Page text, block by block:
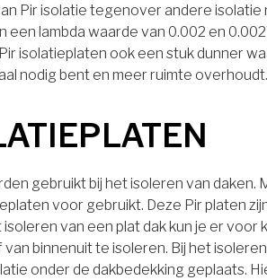
Pir isolatie tegenover andere isolatie
een lambda waarde van 0.002 en
isolatieplaten ook een stuk dunner
nodig bent en meer ruimte overhoudt.
gebruikt bij het isoleren van daken.
voor gebruikt. Deze Pir platen
van een plat dak kun je er voor
binnenuit te isoleren. Bij het
onder de dakbedekking geplaats.